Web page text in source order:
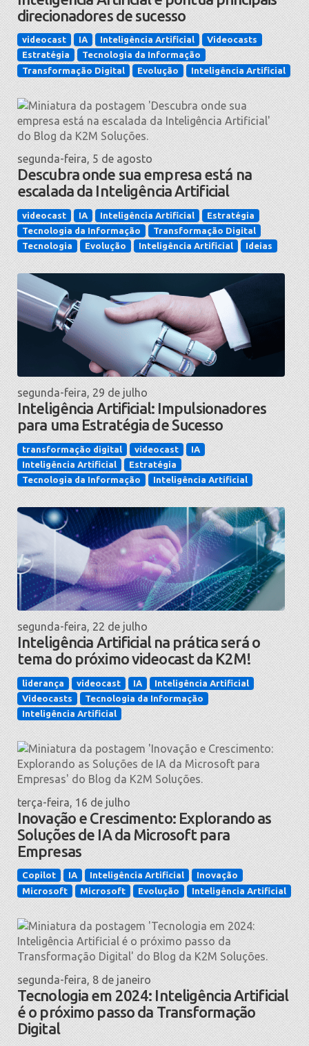
direcionadores de sucesso
videocast IA Inteligência Artificial
Videocasts
Estratégia
Tecnologia da Informação
Transformação Digital
Evolução Inteligência Artificial
segunda-feira, 5 de agosto
Descubra onde sua empresa está na
escalada da Inteligência Artificial
videocast IA Inteligência Artificial
Estratégia
Tecnologia da Informação
Transformação Digital
Tecnologia
Evolução Inteligência Artificial Ideias
segunda-feira, 29 de julho
Inteligência Artificial: Impulsionadores
para uma Estratégia de Sucesso
transformação digital videocast
IA
Inteligência Artificial
Estratégia
Tecnologia da Informação
Inteligência Artificial
segunda-feira, 22 de julho
Inteligência Artificial na prática será o
tema do próximo videocast da K2M!
liderança videocast IA
Inteligência Artificial
Videocasts
Tecnologia da Informação
Inteligência Artificial
terça-feira, 16 de julho
Inovação e Crescimento: Explorando as
Soluções de IA da Microsoft para
Empresas
Copilot IA Inteligência Artificial
Inovação
Microsoft
Microsoft Evolução Inteligência Artificial
segunda-feira, 8 de janeiro
Tecnologia em 2024: Inteligência Artificial
é o próximo passo da Transformação
Digital